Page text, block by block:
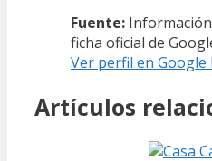
Fuente:
ficha oficial de
Ver perfil en Google
Artículos